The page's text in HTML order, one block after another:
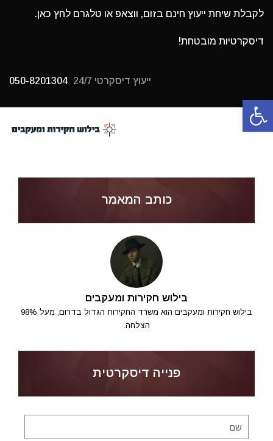
פתח סרגל נגישות
לקבלת שיחת ייעוץ חינם בזום, ווצאפ או טלגרם לחץ כאן.
דיסקרטיות מובטחת!
ייעוץ דיסקרטי 24/7 050-8201304
תפריט
כותב המאמר
בילוש חקירות ומעקבים
בילוש חקירות ומעקבים הוא משרד החקירות הגדול בדרום, מעל 98%
הצלחה.
פנייה דיסקרטית